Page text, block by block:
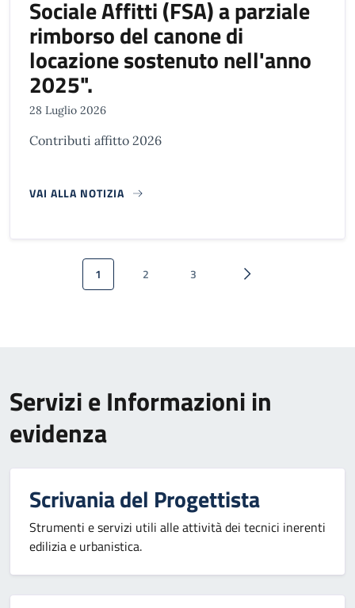
Sociale Affitti (FSA) a parziale
rimborso del canone di
locazione sostenuto nell'anno
2025".
28 Luglio 2026
Contributi affitto 2026
VAI ALLA NOTIZIA
Paginazione
Pagina attuale
1 Pagina
2 Pagina
3 Pagina successiva
Servizi e Informazioni in
evidenza
Scrivania del Progettista
Strumenti e servizi utili alle attività dei tecnici inerenti
edilizia e urbanistica.